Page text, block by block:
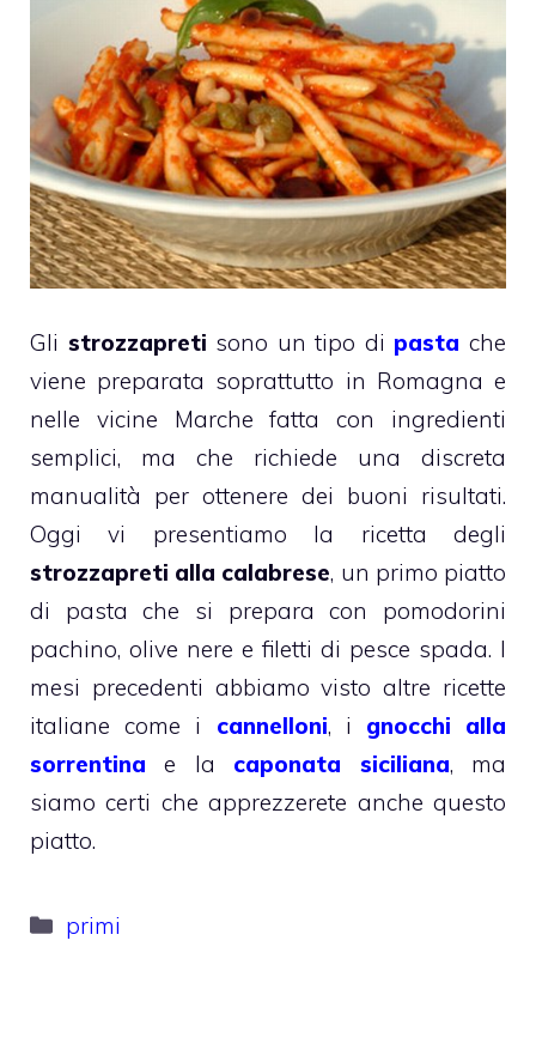
Gli strozzapreti sono un tipo di pasta che
viene preparata soprattutto in Romagna e
nelle vicine Marche fatta con ingredienti
semplici, ma che richiede una discreta
manualità per ottenere dei buoni risultati.
Oggi vi presentiamo la ricetta degli
strozzapreti alla calabrese, un primo piatto
di pasta che si prepara con pomodorini
pachino, olive nere e filetti di pesce spada. I
mesi precedenti abbiamo visto altre ricette
italiane come i cannelloni, i gnocchi alla
sorrentina e la caponata siciliana, ma
siamo certi che apprezzerete anche questo
piatto.
Categorie
primi